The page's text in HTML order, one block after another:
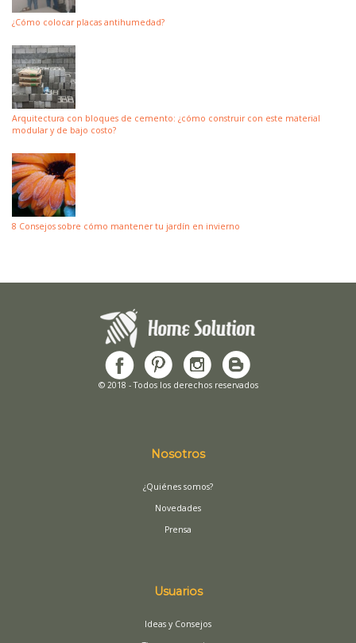
¿Cómo colocar placas antihumedad?
Arquitectura con bloques de cemento: ¿cómo construir con este material
modular y de bajo costo?
8 Consejos sobre cómo mantener tu jardín en invierno
© 2018 - Todos los derechos reservados
Nosotros
¿Quiénes somos?
Novedades
Prensa
Usuarios
Ideas y Consejos